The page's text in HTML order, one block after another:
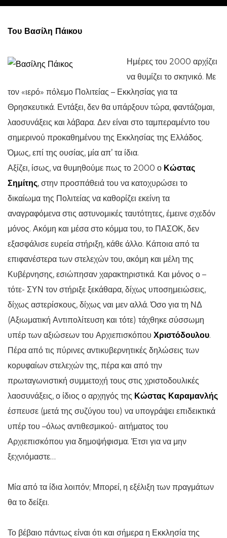
Του Βασίλη Πάικου
Ημέρες του 2000 αρχίζει
να θυμίζει το σκηνικό. Με
τον «ιερό» πόλεμο Πολιτείας – Εκκλησίας για τα
Θρησκευτικά. Εντάξει, δεν θα υπάρξουν τώρα, φαντάζομαι,
λαοσυνάξεις και λάβαρα. Δεν είναι στο ταμπεραμέντο του
σημερινού προκαθημένου της Εκκλησίας της Ελλάδος.
Όμως, επί της ουσίας, μία απ’ τα ίδια.
Αξίζει, ίσως, να θυμηθούμε πως το 2000 ο Κώστας
Σημίτης, στην προσπάθειά του να κατοχυρώσει το
δικαίωμα της Πολιτείας να καθορίζει εκείνη τα
αναγραφόμενα στις αστυνομικές ταυτότητες, έμεινε σχεδόν
μόνος. Ακόμη και μέσα στο κόμμα του, το ΠΑΣΟΚ, δεν
εξασφάλισε ευρεία στήριξη, κάθε άλλο. Κάποια από τα
επιφανέστερα των στελεχών του, ακόμη και μέλη της
Κυβέρνησης, εσιώπησαν χαρακτηριστικά. Και μόνος ο –
τότε- ΣΥΝ τον στήριξε ξεκάθαρα, δίχως υποσημειώσεις,
δίχως αστερίσκους, δίχως ναι μεν αλλά. Όσο για τη ΝΔ
(Αξιωματική Αντιπολίτευση και τότε) τάχθηκε σύσσωμη
υπέρ των αξιώσεων του Αρχιεπισκόπου Χριστόδουλου.
Πέρα από τις πύρινες αντικυβερνητικές δηλώσεις των
κορυφαίων στελεχών της, πέρα και από την
πρωταγωνιστική συμμετοχή τους στις χριστοδουλικές
λαοσυνάξεις, ο ίδιος ο αρχηγός της Κώστας Καραμανλής
έσπευσε (μετά της συζύγου του) να υπογράψει επιδεικτικά
υπέρ του –όλως αντιθεσμικού- αιτήματος του
Αρχιεπισκόπου για δημοψήφισμα. Έτσι για να μην
ξεχνιόμαστε…
Μία από τα ίδια λοιπόν; Μπορεί, η εξέλιξη των πραγμάτων
θα το δείξει.
Το βέβαιο πάντως είναι ότι και σήμερα η Εκκλησία της